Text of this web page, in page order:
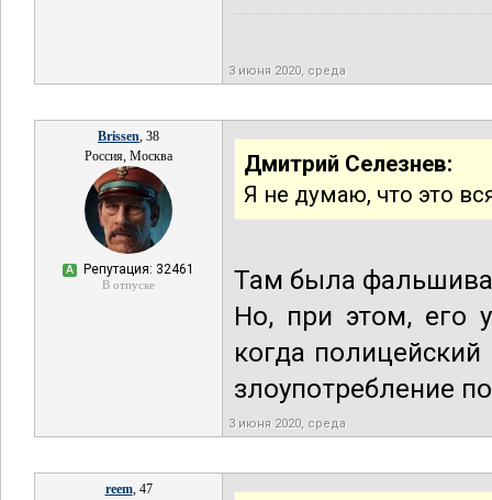
3 июня 2020, среда
Brissen, 38
Россия, Москва
А Репутация: 32461
В отпуске
Дмитрий Селезнев:
Я не думаю, что это
Там была
Но, при этом, его
когда
злоупотребление
3 июня 2020, среда
reem, 47